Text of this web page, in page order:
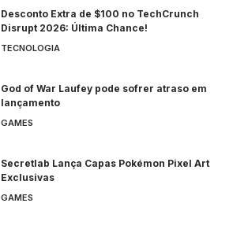
Desconto Extra de $100 no TechCrunch
Disrupt 2026: Última Chance!
TECNOLOGIA
God of War Laufey pode sofrer atraso em
lançamento
GAMES
Secretlab Lança Capas Pokémon Pixel Art
Exclusivas
GAMES